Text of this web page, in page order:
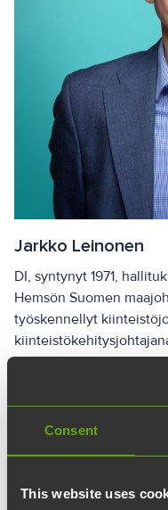
Consent
This website uses
Jarkko Leinonen
DI, syntynyt 1971,
Hemsön Suomen
työskennellyt